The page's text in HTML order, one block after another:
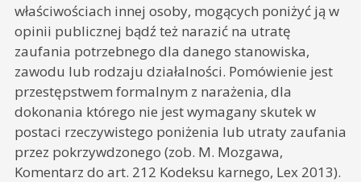
właściwościach innej osoby, mogących poniżyć ją w
opinii publicznej bądź też narazić na utratę
zaufania potrzebnego dla danego stanowiska,
zawodu lub rodzaju działalności. Pomówienie jest
przestępstwem formalnym z narażenia, dla
dokonania którego nie jest wymagany skutek w
postaci rzeczywistego poniżenia lub utraty zaufania
przez pokrzywdzonego (zob. M. Mozgawa,
Komentarz do art. 212 Kodeksu karnego, Lex 2013).